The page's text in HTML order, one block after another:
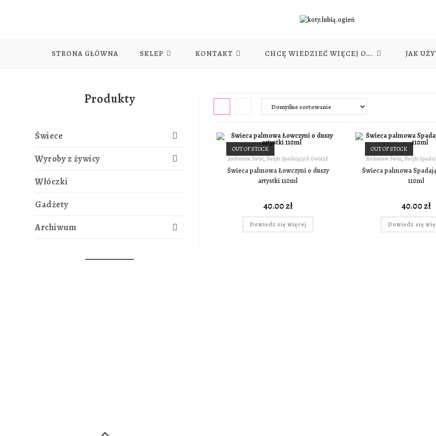
STRONA GŁÓWNA SKLEP KONTAKT CHCĘ WIEDZIEĆ WIĘCEJ O…. JAK
OUT OF STOCK
Archwium Świec,Święto Spadających Gwiazd
Świeca palmowa Łowczyni o duszy
artystki 110ml
40.00zł
Dowiedz się więcej
OUT OF STOCK
Archwium Świec,Święto
Świeca palmowa
110ml
40.00zł
Dowiedz się
Produkty
Świece
Wyroby z żywicy
Włóczki
Gadżety
Archiwum